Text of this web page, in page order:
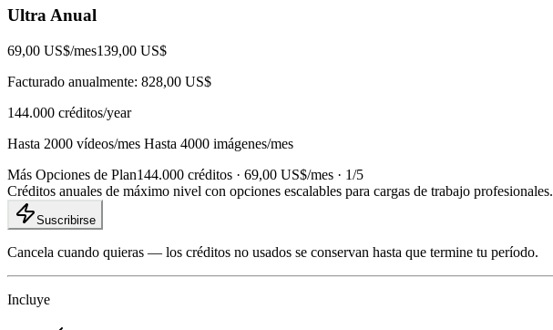
Ultra Anual
69,00 US$/mes139,00 US$
Facturado anualmente: 828,00 US$
144.000 créditos/year
Hasta 2000 vídeos/mes Hasta 4000 imágenes/mes
Más Opciones de Plan144.000 créditos · 69,00 US$/mes · 1/5
Créditos anuales de máximo nivel con opciones escalables para cargas de trabajo profesionales.
Suscribirse
Cancela cuando quieras — los créditos no usados se conservan hasta que termine tu período.
Incluye